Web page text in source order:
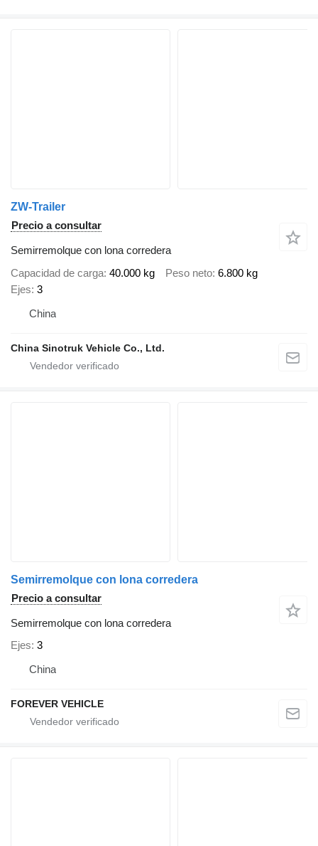
ZW-Trailer
Precio a consultar
Semirremolque con lona corredera
Capacidad de carga 40.000 kg Peso neto 6.800 kg
Ejes 3
China
China Sinotruk Vehicle Co., Ltd.
Semirremolque con lona corredera
Precio a consultar
Semirremolque con lona corredera
Ejes 3
China
FOREVER VEHICLE